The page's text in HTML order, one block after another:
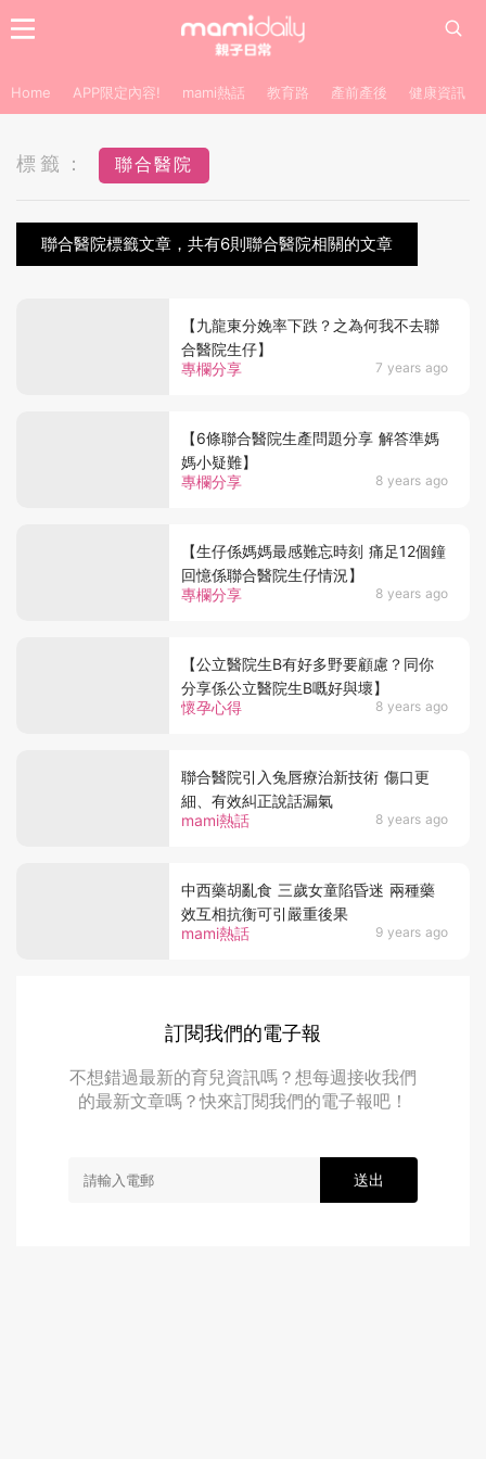
Home APP限定內容! mami熱話 教育路 產前產後 健康資訊
標籤： 聯合醫院
聯合醫院標籤文章，共有6則聯合醫院相關的文章
專欄分享 7 years ago
【九龍東分娩率下跌？之為何我不去聯
合醫院生仔】
專欄分享 8 years ago
【6條聯合醫院生產問題分享 解答準媽
媽小疑難】
專欄分享 8 years ago
【生仔係媽媽最感難忘時刻 痛足12個鐘
回憶係聯合醫院生仔情況】
懷孕心得 8 years ago
【公立醫院生B有好多野要顧慮？同你
分享係公立醫院生B嘅好與壞】
mami熱話 8 years ago
聯合醫院引入兔唇療治新技術 傷口更
細、有效糾正說話漏氣
mami熱話 9 years ago
中西藥胡亂食 三歲女童陷昏迷 兩種藥
效互相抗衡可引嚴重後果
訂閱我們的電子報
不想錯過最新的育兒資訊嗎？想每週接收我們
的最新文章嗎？快來訂閱我們的電子報吧！
送出